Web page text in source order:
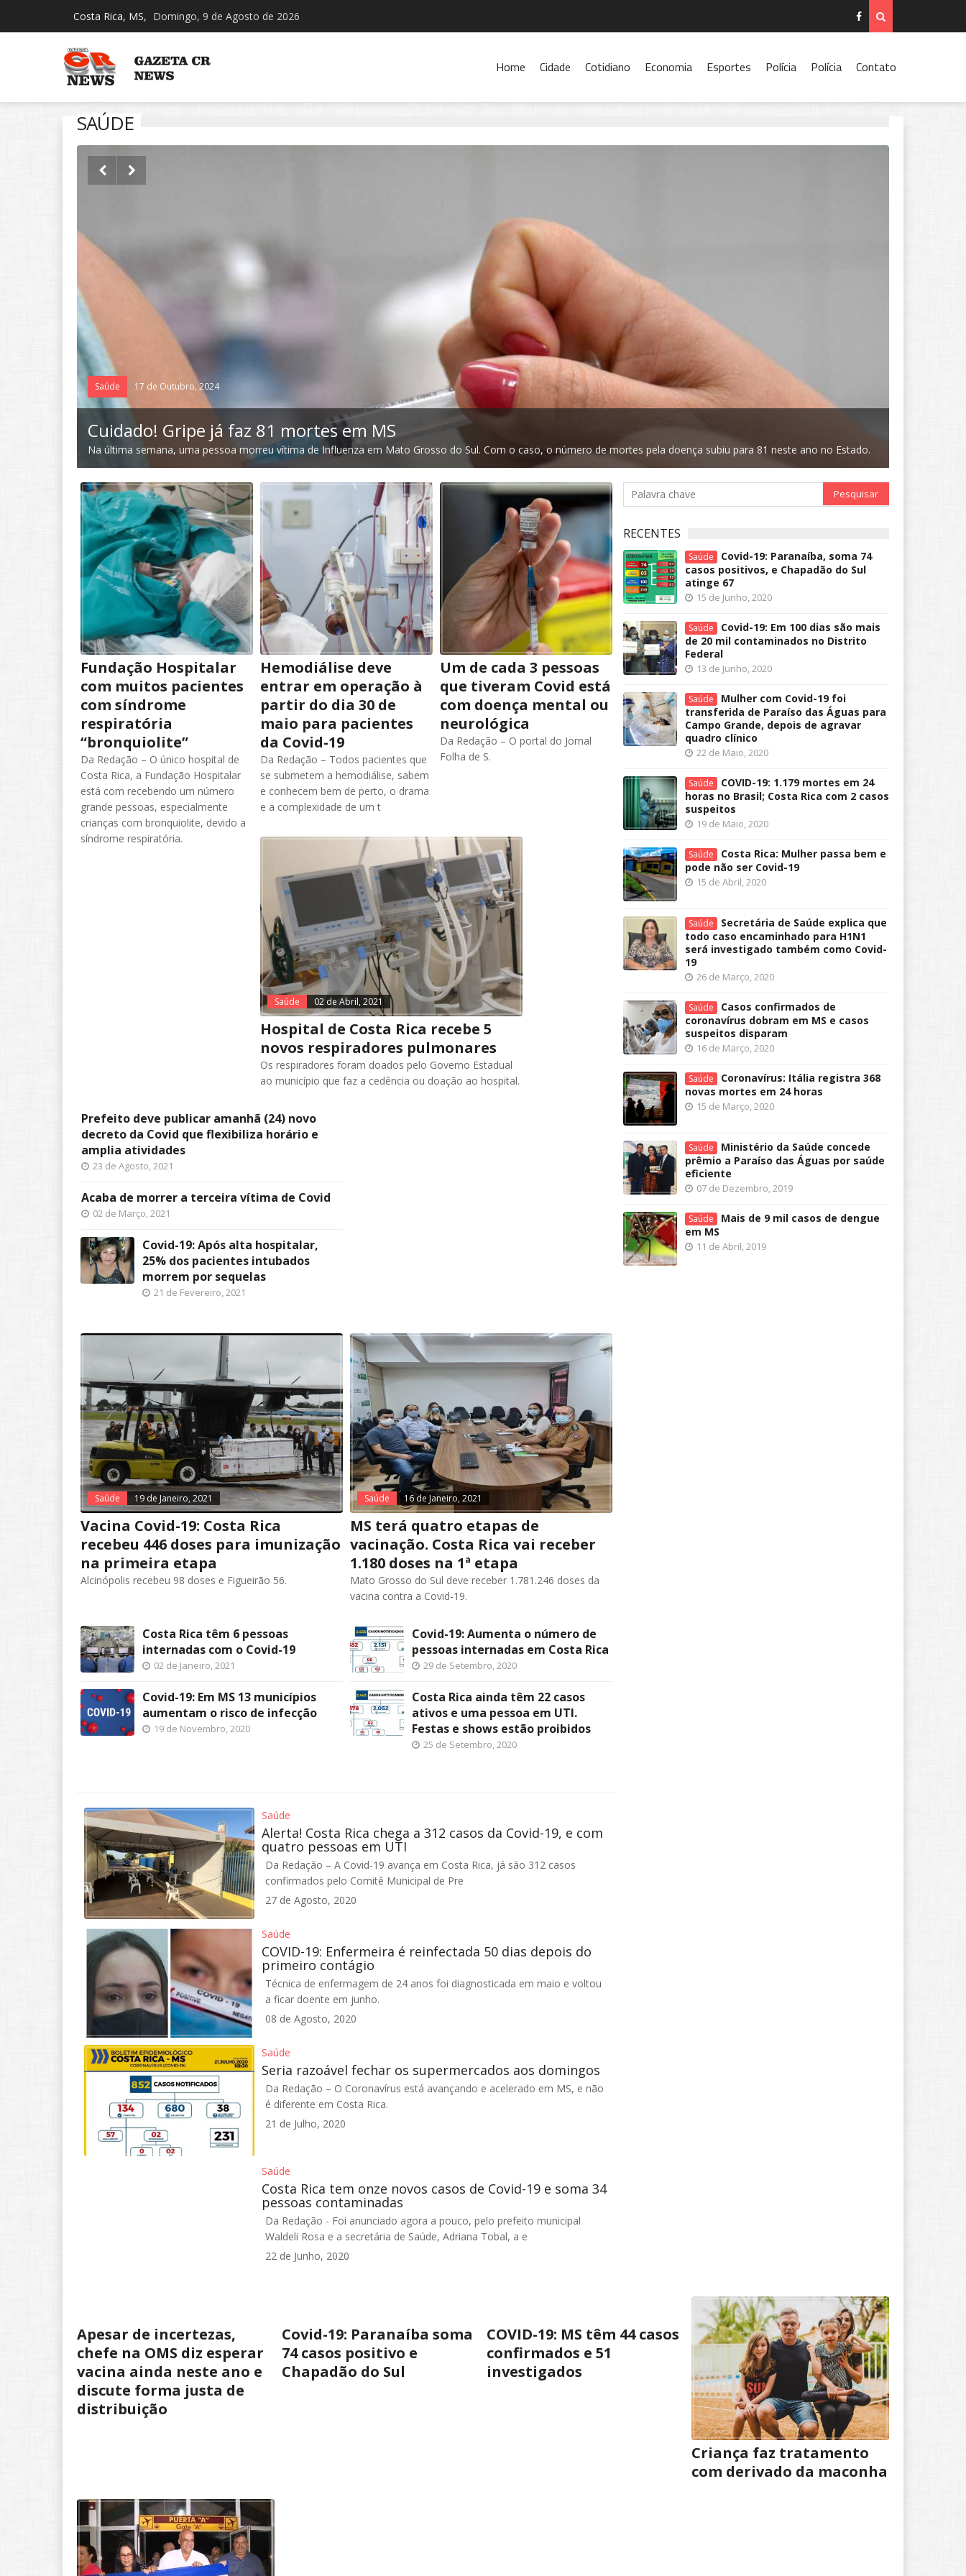
Costa Rica, MS, Domingo, 9 de Agosto de 2026
Home Cidade Cotidiano Economia Esportes Polícia Polícia Contato
SAÚDE
Saúde 17 de Outubro, 2024
Cuidado! Gripe já faz 81 mortes em MS
Na última semana, uma pessoa morreu vítima de Influenza em Mato Grosso do Sul. Com o caso, o número de mortes pela doença subiu para 81 neste ano no Estado.
 
Fundação Hospitalar
com muitos pacientes
com síndrome
respiratória
“bronquiolite”
Da Redação – O único hospital de
Costa Rica, a Fundação Hospitalar
está com recebendo um número
grande pessoas, especialmente
crianças com bronquiolite, devido a
síndrome respiratória.
Hemodiálise deve
entrar em operação à
partir do dia 30 de
maio para pacientes
da Covid-19
Da Redação – Todos pacientes que
se submetem a hemodiálise, sabem
e conhecem bem de perto, o drama
e a complexidade de um t
Um de cada 3 pessoas
que tiveram Covid está
com doença mental ou
neurológica
Da Redação – O portal do Jornal
Folha de S.
Saúde 02 de Abril, 2021
Hospital de Costa Rica recebe 5
novos respiradores pulmonares
Os respiradores foram doados pelo Governo Estadual
ao município que faz a cedência ou doação ao hospital.
Prefeito deve publicar amanhã (24) novo
decreto da Covid que flexibiliza horário e
amplia atividades
23 de Agosto, 2021
Acaba de morrer a terceira vítima de Covid
02 de Março, 2021
Covid-19: Após alta hospitalar,
25% dos pacientes intubados
morrem por sequelas
21 de Fevereiro, 2021
Saúde 19 de Janeiro, 2021
Vacina Covid-19: Costa Rica
recebeu 446 doses para imunização
na primeira etapa
Alcinópolis recebeu 98 doses e Figueirão 56.
Saúde 16 de Janeiro, 2021
MS terá quatro etapas de
vacinação. Costa Rica vai receber
1.180 doses na 1ª etapa
Mato Grosso do Sul deve receber 1.781.246 doses da
vacina contra a Covid-19.
Costa Rica têm 6 pessoas
internadas com o Covid-19
02 de Janeiro, 2021
Covid-19: Em MS 13 municípios
aumentam o risco de infecção
19 de Novembro, 2020
Covid-19: Aumenta o número de
pessoas internadas em Costa Rica
29 de Setembro, 2020
Costa Rica ainda têm 22 casos
ativos e uma pessoa em UTI.
Festas e shows estão proibidos
25 de Setembro, 2020
Saúde
Alerta! Costa Rica chega a 312 casos da Covid-19, e com
quatro pessoas em UTI
Da Redação – A Covid-19 avança em Costa Rica, já são 312 casos
confirmados pelo Comitê Municipal de Pre
27 de Agosto, 2020
Saúde
COVID-19: Enfermeira é reinfectada 50 dias depois do
primeiro contágio
Técnica de enfermagem de 24 anos foi diagnosticada em maio e voltou
a ficar doente em junho.
08 de Agosto, 2020
Saúde
Seria razoável fechar os supermercados aos domingos
Da Redação – O Coronavírus está avançando e acelerado em MS, e não
é diferente em Costa Rica.
21 de Julho, 2020
Saúde
Costa Rica tem onze novos casos de Covid-19 e soma 34
pessoas contaminadas
Da Redação - Foi anunciado agora a pouco, pelo prefeito municipal
Waldeli Rosa e a secretária de Saúde, Adriana Tobal, a e
22 de Junho, 2020
RECENTES
Saúde
Covid-19: Paranaíba, soma 74
casos positivos, e Chapadão do Sul
atinge 67
15 de Junho, 2020
Saúde
Covid-19: Em 100 dias são mais
de 20 mil contaminados no Distrito
Federal
13 de Junho, 2020
Saúde
Mulher com Covid-19 foi
transferida de Paraíso das Águas para
Campo Grande, depois de agravar
quadro clínico
22 de Maio, 2020
Saúde
COVID-19: 1.179 mortes em 24
horas no Brasil; Costa Rica com 2 casos
suspeitos
19 de Maio, 2020
Saúde
Costa Rica: Mulher passa bem e
pode não ser Covid-19
15 de Abril, 2020
Saúde
Secretária de Saúde explica que
todo caso encaminhado para H1N1
será investigado também como Covid-
19
26 de Março, 2020
Saúde
Casos confirmados de
coronavírus dobram em MS e casos
suspeitos disparam
16 de Março, 2020
Saúde
Coronavírus: Itália registra 368
novas mortes em 24 horas
15 de Março, 2020
Saúde
Ministério da Saúde concede
prêmio a Paraíso das Águas por saúde
eficiente
07 de Dezembro, 2019
Saúde
Mais de 9 mil casos de dengue
em MS
11 de Abril, 2019
Apesar de incertezas,
chefe na OMS diz esperar
vacina ainda neste ano e
discute forma justa de
distribuição
Covid-19: Paranaíba soma
74 casos positivo e
Chapadão do Sul
COVID-19: MS têm 44 casos
confirmados e 51
investigados
Criança faz tratamento
com derivado da maconha